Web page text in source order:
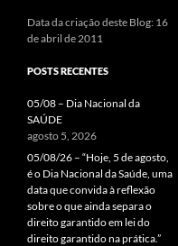
Data da criação deste Blog: 16
de abril de 2011
POSTS RECENTES
05/08 – Dia Nacional da
SAÚDE
agosto 5, 2026
05/08/26 – “Hoje, 5 de agosto,
é o Dia Nacional da Saúde, uma
data que convida à reflexão
sobre o que ainda separa o
direito garantido em lei do
direito garantido na prática.”